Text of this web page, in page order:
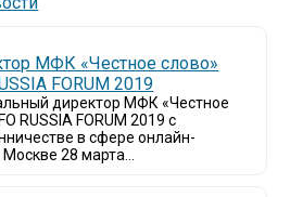
МФК «Честное слово»
FORUM 2019
директор МФК «Честное
RUSSIA FORUM 2019 с
в сфере онлайн-
28 марта...